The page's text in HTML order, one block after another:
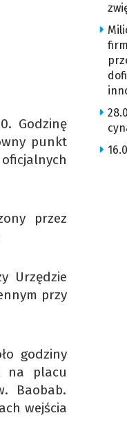
Godzinę
punkt
przez
Urzędzie
przy
godziny
na placu
Baobab.
wejścia